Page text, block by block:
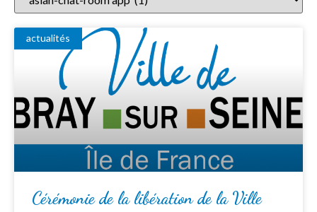
actualités
Cérémonie de la libération de la Ville